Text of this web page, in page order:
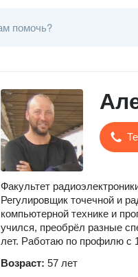
Факультет
Регулировщик точечной и
компьютерной технике и
учился, преобрёл разные
лет. Работаю по профилю с
Возраст: 57 лет